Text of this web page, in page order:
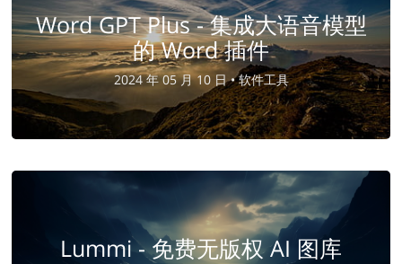
Word GPT Plus - 集成大语音模型
的 Word 插件
2024 年 05 月 10 日 •软件工具
Lummi - 免费无版权 AI 图库